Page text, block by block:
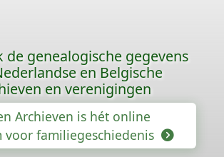
de genealogische gegevens
en Belgische
en verenigingen
Archieven is hét online
voor familiegeschiedenis